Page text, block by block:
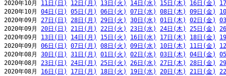
2020年10月 11日(日) 12日(月) 13日(火) 14日(水) 15日(木) 16日(金)
2020年10月 04日(日) 05日(月) 06日(火) 07日(水) 08日(木) 09日(金)
2020年09月 27日(日) 28日(月) 29日(火) 30日(水) 01日(木) 02日(金)
2020年09月 20日(日) 21日(月) 22日(火) 23日(水) 24日(木) 25日(金)
2020年09月 13日(日) 14日(月) 15日(火) 16日(水) 17日(木) 18日(金)
2020年09月 06日(日) 07日(月) 08日(火) 09日(水) 10日(木) 11日(金)
2020年08月 30日(日) 31日(月) 01日(火) 02日(水) 03日(木) 04日(金)
2020年08月 23日(日) 24日(月) 25日(火) 26日(水) 27日(木) 28日(金)
2020年08月 16日(日) 17日(月) 18日(火) 19日(水) 20日(木) 21日(金)